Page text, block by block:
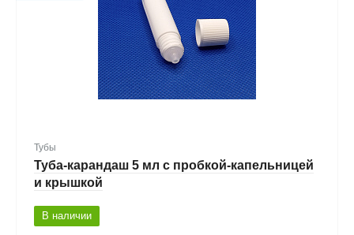
Тубы
Туба-карандаш 5 мл с пробкой-капельницей
и крышкой
В наличии